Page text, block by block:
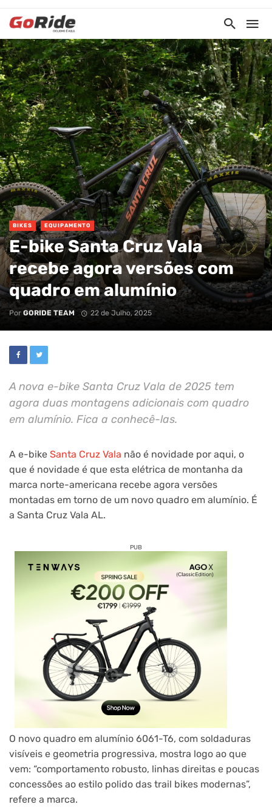
BIKES EQUIPAMENTO
E-bike Santa Cruz Vala
recebe agora versões com
quadro em alumínio
Por GORIDE TEAM 22 de Julho, 2025
A nova e-bike Santa Cruz Vala de 2025 tem
agora duas montagens adicionais com quadro
em alumínio. Fica a conhecê-las.
A e-bike Santa Cruz Vala não é novidade por aqui, o
que é novidade é que esta elétrica de montanha da
marca norte-americana recebe agora versões
montadas em torno de um novo quadro em alumínio. É
a Santa Cruz Vala AL.
PUB
O novo quadro em alumínio 6061-T6, com soldaduras
visíveis e geometria progressiva, mostra logo ao que
vem: “comportamento robusto, linhas direitas e poucas
concessões ao estilo polido das trail bikes modernas”,
refere a marca.